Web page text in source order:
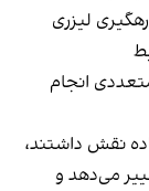
لیزری
انجام
نقش داشتند،
می‌دهد و